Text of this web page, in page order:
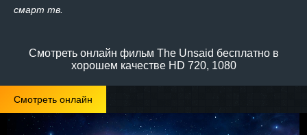
смарт тв.
Смотреть онлайн фильм The Unsaid бесплатно в
хорошем качестве HD 720, 1080
Смотреть онлайн